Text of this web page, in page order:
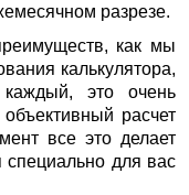
разрезе.
как мы
калькулятора,
каждый, это очень
расчет
все это делает
для вас